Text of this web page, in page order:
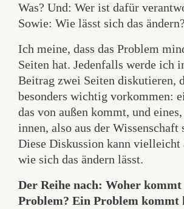
Was? Und: Wer ist dafür
Sowie: Wie lässt sich das ändern?
Ich meine, dass das Problem
Seiten hat. Jedenfalls werde ich
Beitrag zwei Seiten diskutieren,
besonders wichtig vorkommen:
das von außen kommt, und
innen, also aus der Wissenschaft
Diese Diskussion kann vielleicht
wie sich das ändern lässt.
Der Reihe nach: Woher kommt
Problem? Ein Problem kommt